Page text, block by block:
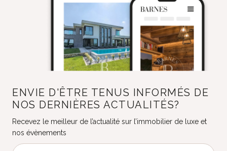
ENVIE D'ÊTRE TENUS INFORMÉS DE
NOS DERNIÈRES ACTUALITÉS?
Recevez le meilleur de l’actualité sur l’immobilier de luxe et
nos évènements